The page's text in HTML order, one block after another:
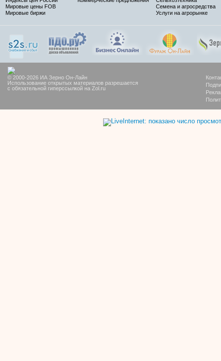
Мировые цены FOB
Мировые биржи
Семена и агросредства
Услуги на агрорынке
© 2000-2026 ИА Зерно Он-Лайн
Использование открытых материалов разрешается
с обязательной гиперссылкой на Zol.ru